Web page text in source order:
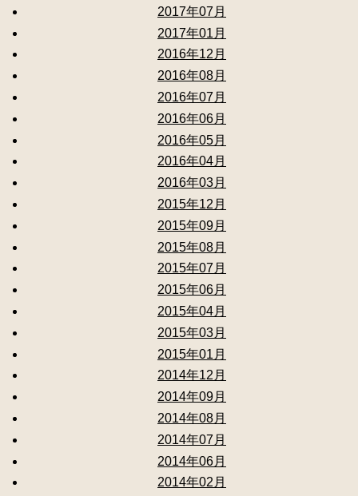
2017年07月
2017年01月
2016年12月
2016年08月
2016年07月
2016年06月
2016年05月
2016年04月
2016年03月
2015年12月
2015年09月
2015年08月
2015年07月
2015年06月
2015年04月
2015年03月
2015年01月
2014年12月
2014年09月
2014年08月
2014年07月
2014年06月
2014年02月